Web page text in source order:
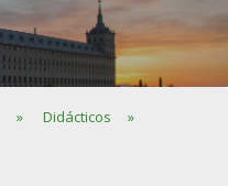
» Didácticos »